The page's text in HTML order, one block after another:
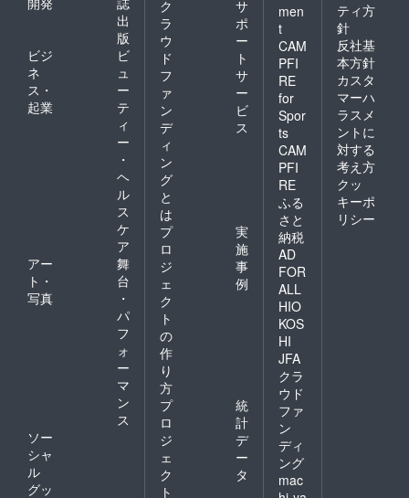
出
版
ビジ
ネ
ス・
起業
ビ
ュ
ー
テ
ィ
ー
・
ヘ
ル
ス
ケ
ア
アー
ト・
写真
舞
台
・
パ
フ
ォ
ー
マ
ン
ス
ソー
シャ
ル
グッ
ク
ラ
ウ
ド
フ
ァ
ン
デ
ィ
ン
グ
と
は
サ
ポ
ー
ト
サ
ー
ビ
ス
プ
ロ
ジ
ェ
ク
ト
の
作
り
方
実
施
事
例
プ
ロ
ジ
ェ
ク
ト
統
計
デ
ー
タ
men
t
CAM
PFI
RE
for
Spor
ts
CAM
PFI
RE
ふる
さと
納税
AD
FOR
ALL
HIO
KOS
HI
JFA
クラ
ウド
ファ
ン
ディ
ング
mac
ティ方
針
反社基
本方針
カスタ
マーハ
ラスメ
ントに
対する
考え方
クッ
キーポ
リシー